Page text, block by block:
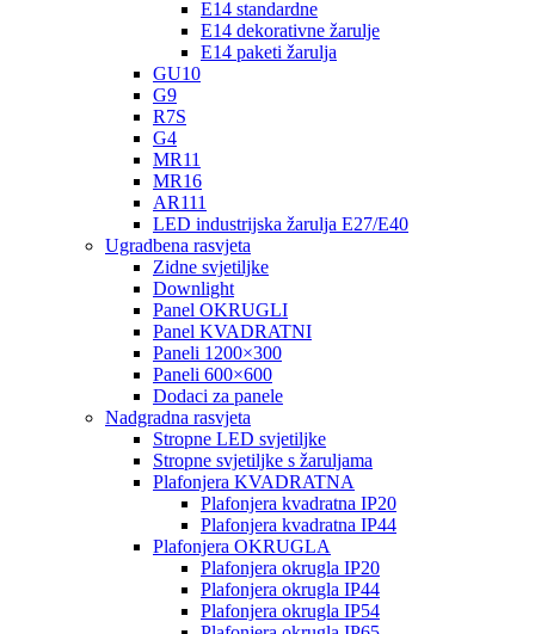
E14 standardne
E14 dekorativne žarulje
E14 paketi žarulja
GU10
G9
R7S
G4
MR11
MR16
AR111
LED industrijska žarulja E27/E40
Ugradbena rasvjeta
Zidne svjetiljke
Downlight
Panel OKRUGLI
Panel KVADRATNI
Paneli 1200×300
Paneli 600×600
Dodaci za panele
Nadgradna rasvjeta
Stropne LED svjetiljke
Stropne svjetiljke s žaruljama
Plafonjera KVADRATNA
Plafonjera kvadratna IP20
Plafonjera kvadratna IP44
Plafonjera OKRUGLA
Plafonjera okrugla IP20
Plafonjera okrugla IP44
Plafonjera okrugla IP54